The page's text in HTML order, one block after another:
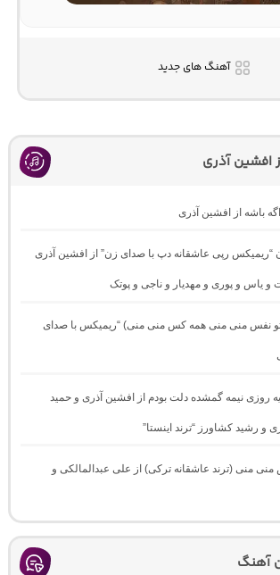
آهنگ های جدید
افشین آذری
باشه از افشین آذری
“ریمیکس رپی عاشقانه دپ با صدای زن” از افشین آذری
و یاس و پوری و مهدیار و ناجی و پوتک
نفس منی منی همه کس منی منی) “ریمیکس با صدای
روزی نیمه گمشده دلت بودم از افشین آذری و حمید
و رشید کشاورز “ترند اینستا”
منی منی (ترند عاشقانه ترکی) از علی عبدالمالکی و
آهنگ